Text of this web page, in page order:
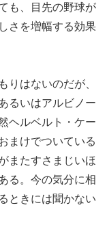
も、目先の野球が
さを増幅する効果
りはないのだが、
るいはアルビノー
ヘルベルト・ケー
まけでついている
またすさまじいほ
る。今の気分に相
ときには聞かない